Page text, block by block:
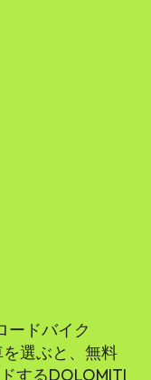
ードバイク
を選ぶと、無料
するDOLOMITI